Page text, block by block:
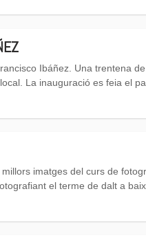
Ibáñez. Una trentena
La inauguració es feia el
imatges del curs de
el terme de dalt a